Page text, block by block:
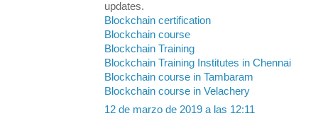
updates.
Blockchain certification
Blockchain course
Blockchain Training
Blockchain Training Institutes in Chennai
Blockchain course in Tambaram
Blockchain course in Velachery
12 de marzo de 2019 a las 12:11